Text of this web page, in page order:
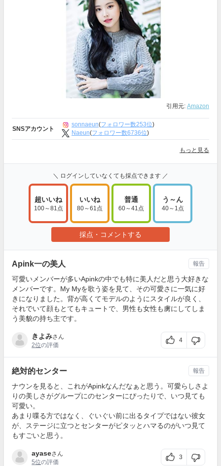
引用元: Amazon
SNSアカウント
sonnaeun(フォロワー数253位)
Naeun(フォロワー数6736位)
もっと見る
＼ ログインしていなくても採点できます ／
超いいね
100～81点
いいね
80～61点
普通
60～41点
う～ん
40～1点
採点・コメントする
Apink一の美人
可愛いメンバーが多いApinkの中でも特に美人だと思う大好きな
メンバーです。My Myを歌う姿を見て、その可愛さに一気に好
きになりました。背が高くてモデルのようにスタイルが良く、
それでいて顔もとてもキュートで、男性も女性も虜にしてしま
う美貌の持ち主です。
きよみさん
2位の評価
4
報告
絶対的センター
ナウンを見ると、これがApinkなんだなぁと思う。可愛らしさよ
りの美しさがグループにのセンターにぴったりで、いつ見ても
可愛い。
あまり喋る方ではなく、ぐいぐい前に出るタイプではない彼女
が、ステージに立つとセンターがピタッとハマるのがいつ見て
もすごいと思う。
ayaseさん
5位の評価
3
報告